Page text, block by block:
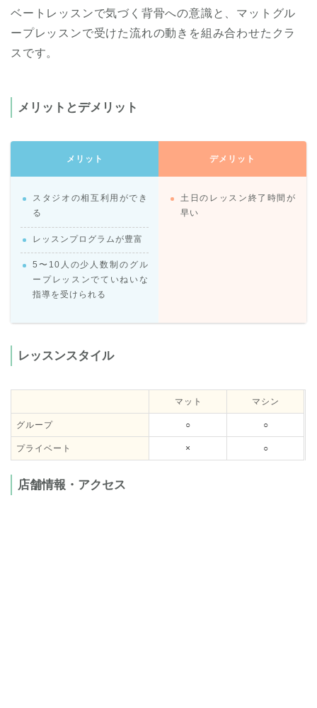
ベートレッスンで気づく背骨への意識と、マットグル
ープレッスンで受けた流れの動きを組み合わせたクラ
スです。
メリットとデメリット
メリット
スタジオの相互利用ができ
る
レッスンプログラムが豊富
5〜10人の少人数制のグル
ープレッスンでていねいな
指導を受けられる
デメリット
土日のレッスン終了時間が
早い
レッスンスタイル
マット マシン
グループ ○ ○
プライベート × ○
店舗情報・アクセス